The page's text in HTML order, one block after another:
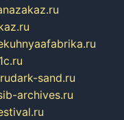
dark-sand.ru
archives.ru